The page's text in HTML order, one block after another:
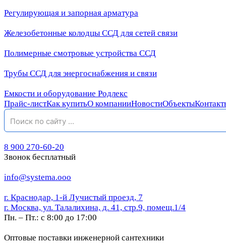
Регулирующая и запорная арматура
Железобетонные колодцы ССД для сетей связи
Полимерные смотровые устройства ССД
Трубы ССД для энергоснабжения и связи
Емкости и оборудование Родлекс
Прайс-листКак купитьО компанииНовостиОбъекты
8 900 270-60-20
Звонок бесплатный
info@systema.ooo
г. Краснодар, 1-й Лучистый проезд, 7
г. Москва, ул. Талалихина, д. 41, стр.9, помещ.1/4
Пн. – Пт.: с 8:00 до 17:00
Оптовые поставки инженерной сантехники